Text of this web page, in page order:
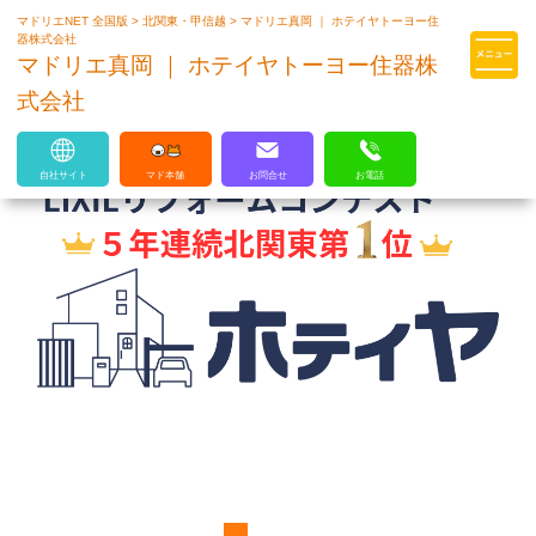
マドリエはLIXILの厳しい基準を
マドリエNET 全国版>北関東・甲信越>マドリエ真岡 ｜ ホテイヤトーヨー住
器株式会社
マドリエ真岡 ｜ ホテイヤトーヨー住器株
式会社
自社サイト マド本舗 お問合せ お電話